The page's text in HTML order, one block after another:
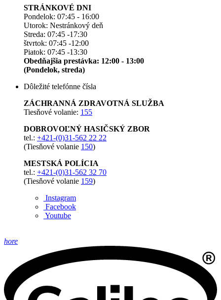
STRÁNKOVÉ DNI
Pondelok: 07:45 - 16:00
Utorok: Nestránkový deň
Streda: 07:45 -17:30
štvrtok: 07:45 -12:00
Piatok: 07:45 -13:30
Obedňajšia prestávka: 12:00 - 13:00
(Pondelok, streda)
Dôležité telefónne čísla
ZÁCHRANNÁ ZDRAVOTNÁ SLUŽBA
Tiesňové volanie: 155
DOBROVOĽNÝ HASIČSKÝ ZBOR
tel.: +421-(0)31-562 22 22
(Tiesňové volanie 150)
MESTSKÁ POLÍCIA
tel.: +421-(0)31-562 32 70
(Tiesňové volanie 159)
Instagram
Facebook
Youtube
hore